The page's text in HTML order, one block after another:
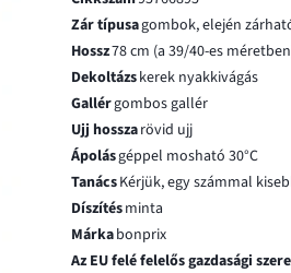
Zár típusagombok, elején
Hossz78 cm (a 39/40-es
Dekoltázskerek nyakkivágás
Gallérgombos gallér
Ujj hosszarövid ujj
Ápolásgéppel mosható 30°C
TanácsKérjük, egy számmal
Díszítésminta
Márkabonprix
Az EU felé felelős gazdasági